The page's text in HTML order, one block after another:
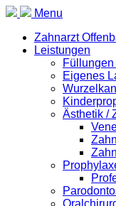
Menu
Zahnarzt
Leistungen
Eigenes
Ästhetik /